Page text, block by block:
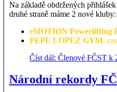
Na základě obdržených
druhé straně máme 2 nové kluby:
eMOTION Powerlifting
PEPE LOPEZ GYM:
Číst dál: Členové FČST k
Národní rekordy